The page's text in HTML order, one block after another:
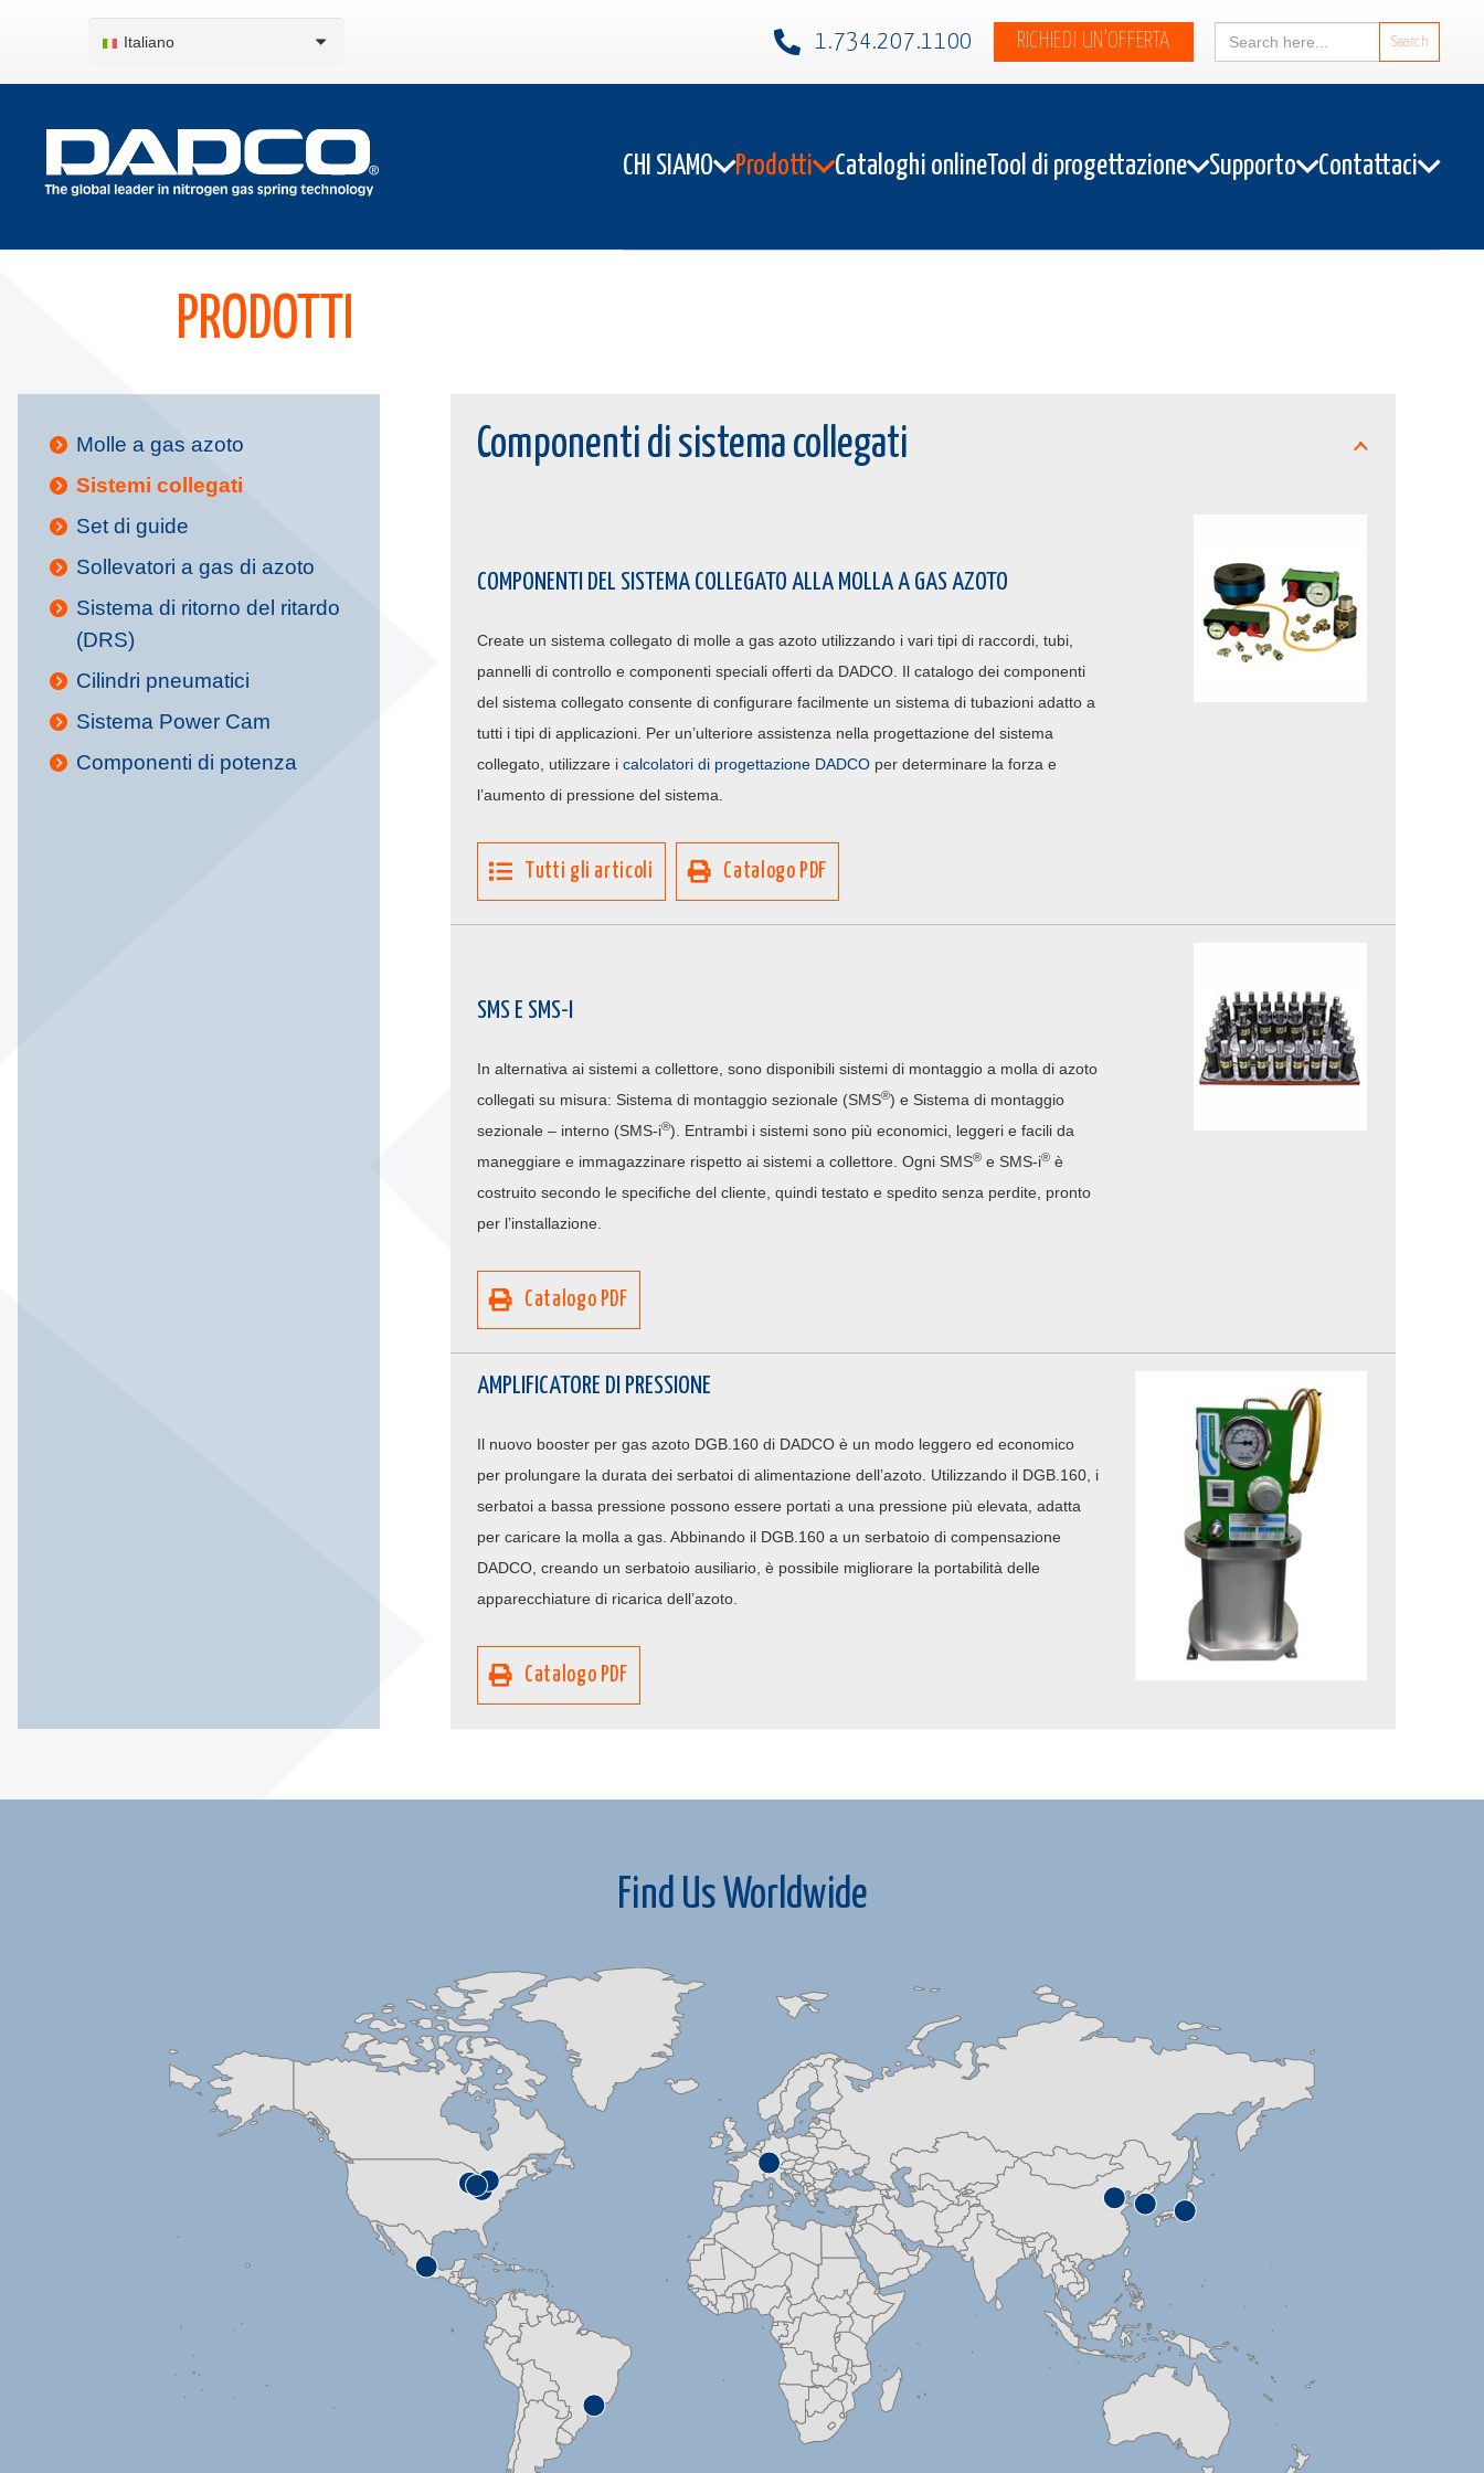
Italiano 1.734.207.1100​ RICHIEDI UN’OFFERTA
Search
for:
CHI SIAMO Prodotti Cataloghi online Tool di progettazione Supporto Contattaci
PRODOTTI
Molle a gas azoto
Sistemi collegati
Set di guide
Sollevatori a gas di azoto
Sistema di ritorno del ritardo
(DRS)
Cilindri pneumatici
Sistema Power Cam
Componenti di potenza
Componenti di sistema collegati
COMPONENTI DEL SISTEMA COLLEGATO ALLA MOLLA A GAS AZOTO
Create un sistema collegato di molle a gas azoto utilizzando i vari tipi di raccordi, tubi,
pannelli di controllo e componenti speciali offerti da DADCO. Il catalogo dei componenti
del sistema collegato consente di configurare facilmente un sistema di tubazioni adatto a
tutti i tipi di applicazioni. Per un’ulteriore assistenza nella progettazione del sistema
collegato, utilizzare i calcolatori di progettazione DADCO per determinare la forza e
l’aumento di pressione del sistema.
Tutti gli articoli Catalogo PDF
SMS E SMS-I
In alternativa ai sistemi a collettore, sono disponibili sistemi di montaggio a molla di azoto
collegati su misura: Sistema di montaggio sezionale (SMS®) e Sistema di montaggio
sezionale – interno (SMS-i®). Entrambi i sistemi sono più economici, leggeri e facili da
maneggiare e immagazzinare rispetto ai sistemi a collettore. Ogni SMS® e SMS-i® è
costruito secondo le specifiche del cliente, quindi testato e spedito senza perdite, pronto
per l’installazione.
Catalogo PDF
AMPLIFICATORE DI PRESSIONE
Il nuovo booster per gas azoto DGB.160 di DADCO è un modo leggero ed economico
per prolungare la durata dei serbatoi di alimentazione dell’azoto. Utilizzando il DGB.160, i
serbatoi a bassa pressione possono essere portati a una pressione più elevata, adatta
per caricare la molla a gas. Abbinando il DGB.160 a un serbatoio di compensazione
DADCO, creando un serbatoio ausiliario, è possibile migliorare la portabilità delle
apparecchiature di ricarica dell’azoto.
Catalogo PDF
Find Us Worldwide